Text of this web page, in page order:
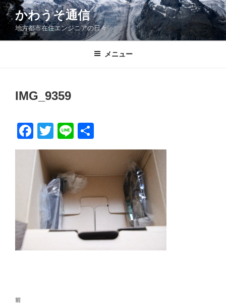
コ
ン
ン
かわうそ通信
地方都市在住エンジニアの日々
メニュー
IMG_9359
F
a
c
e
b
o
o
T
wi
tt
er
Li
n
有
投
前
前